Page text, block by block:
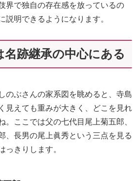
界で独自の存在感を放っているの
説明できるようになります。
名跡継承の中心にある
のぶさんの家系図を眺めると、寺島
見えても重みが大きく、どこを見れ
。ここでは父の七代目尾上菊五郎、
、長男の尾上眞秀という三点を見る
っきりします。